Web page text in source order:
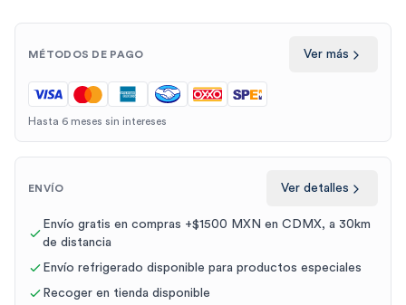
MÉTODOS DE PAGO Ver más
Hasta 6 meses sin intereses
ENVÍO Ver detalles
Envío gratis en compras +$1500 MXN en CDMX, a 30km
de distancia
Envío refrigerado disponible para productos especiales
Recoger en tienda disponible